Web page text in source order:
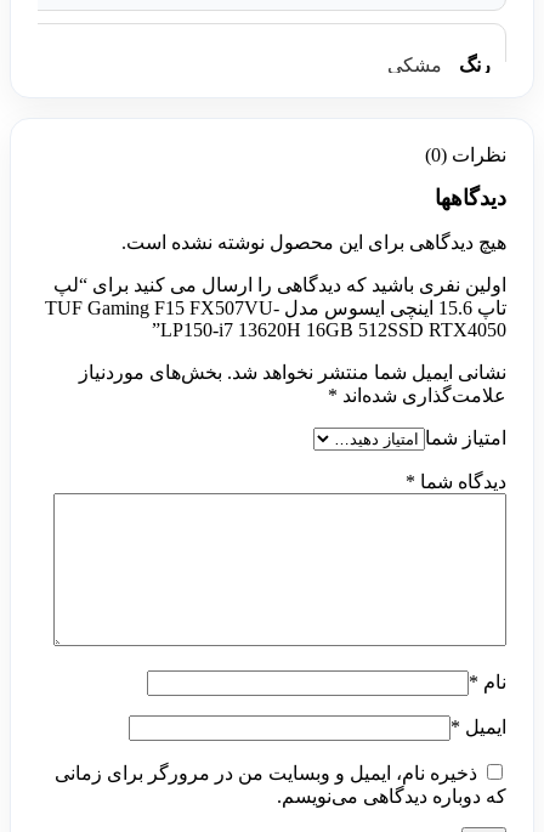
رنگ مشکی
نظرات (0)
دیدگاهها
هیچ دیدگاهی برای این محصول نوشته نشده است.
اولین نفری باشید که دیدگاهی را ارسال می کنید برای “لپ
تاپ 15.6 اینچی ایسوس مدل TUF Gaming F15 FX507VU-
LP150-i7 13620H 16GB 512SSD RTX4050”
نشانی ایمیل شما منتشر نخواهد شد. بخش‌های موردنیاز
علامت‌گذاری شده‌اند *
امتیاز شما
دیدگاه شما *
نام *
ایمیل *
ذخیره نام، ایمیل و وبسایت من در مرورگر برای زمانی
که دوباره دیدگاهی می‌نویسم.